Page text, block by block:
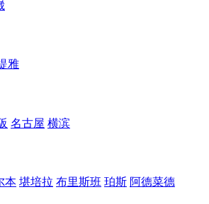
雅
名古屋 横滨
本 堪培拉 布里斯班 珀斯 阿德菜德